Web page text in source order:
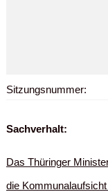
Sitzungsnummer:
Sachverhalt:
Das Thüringer
die